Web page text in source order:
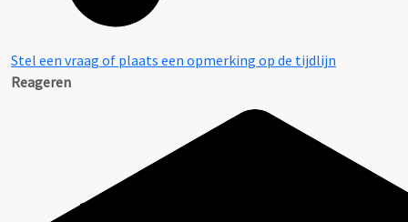
Stel een vraag of plaats een opmerking op de tijdlijn
Reageren